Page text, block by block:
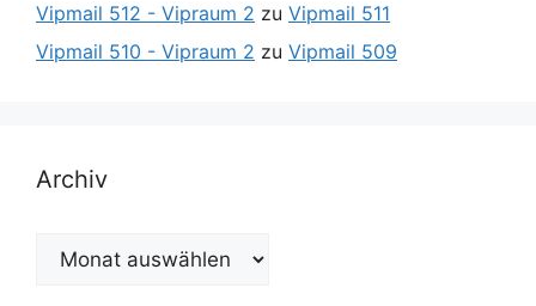
Vipmail 512 - Vipraum 2 zu Vipmail 511
Vipmail 510 - Vipraum 2 zu Vipmail 509
Archiv
Archiv